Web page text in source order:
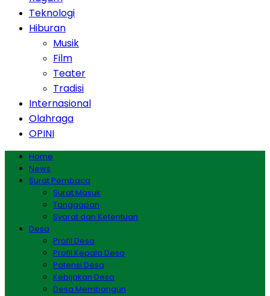
Teknologi
Hiburan
Musik
Film
Teater
Tradisi
Internasional
Olahraga
OPINI
Home
News
Surat Pembaca
Surat Masuk
Tanggapan
Syarat dan Ketentuan
Desa
Profil Desa
Profil Kepala Desa
Potensi Desa
Kebijakan Desa
Desa Membangun